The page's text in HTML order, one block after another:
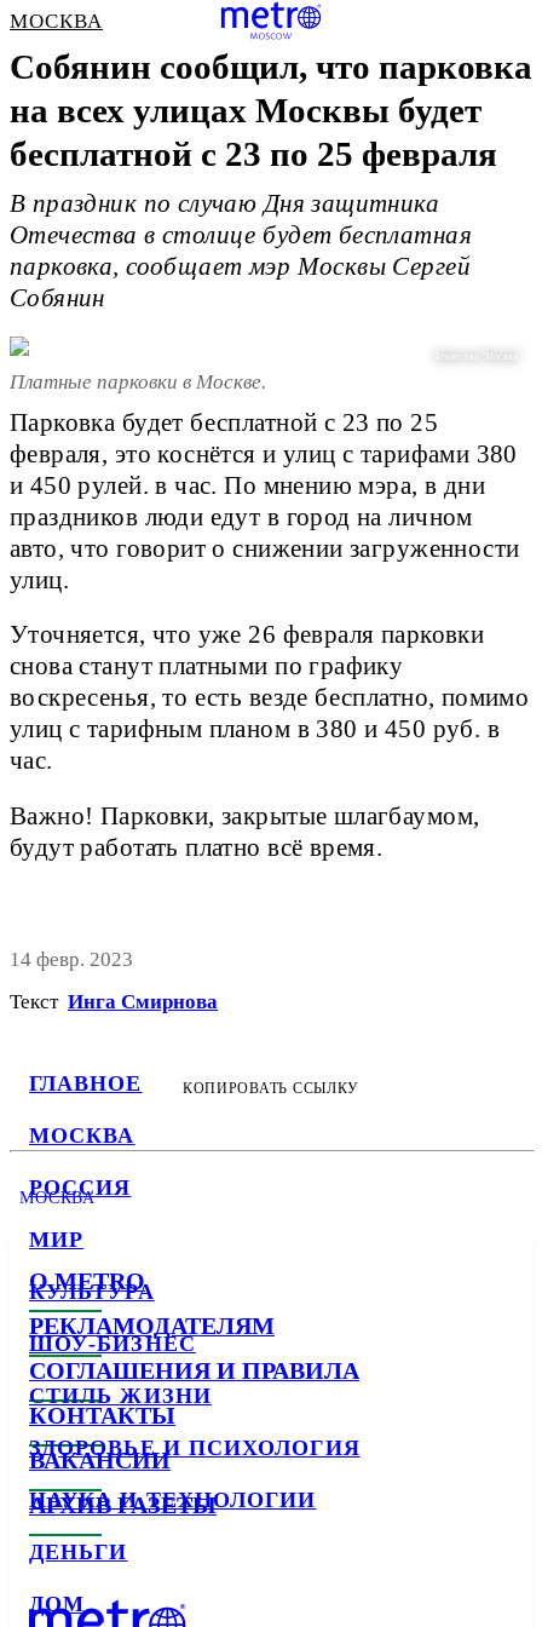
ГЛАВНОЕ
МОСКВА
РОССИЯ
МИР
КУЛЬТУРА
ШОУ-БИЗНЕС
СТИЛЬ ЖИЗНИ
ЗДОРОВЬЕ И ПСИХОЛОГИЯ
НАУКА И ТЕХНОЛОГИИ
ДЕНЬГИ
ДОМ
МОСКВА
Собянин сообщил, что парковка
на всех улицах Москвы будет
бесплатной с 23 по 25 февраля
В праздник по случаю Дня защитника
Отечества в столице будет бесплатная
парковка, сообщает мэр Москвы Сергей
Собянин
Агентство "Москва"
Платные парковки в Москве.
Парковка будет бесплатной с 23 по 25
февраля, это коснётся и улиц с тарифами 380
и 450 рулей. в час. По мнению мэра, в дни
праздников люди едут в город на личном
авто, что говорит о снижении загруженности
улиц.
Уточняется, что уже 26 февраля парковки
снова станут платными по графику
воскресенья, то есть везде бесплатно, помимо
улиц с тарифным планом в 380 и 450 руб. в
час.
Важно! Парковки, закрытые шлагбаумом,
будут работать платно всё время.
14 февр. 2023
Текст Инга Смирнова
КОПИРОВАТЬ ССЫЛКУ
МОСКВА
О METRO
РЕКЛАМОДАТЕЛЯМ
СОГЛАШЕНИЯ И ПРАВИЛА
КОНТАКТЫ
ВАКАНСИИ
АРХИВ ГАЗЕТЫ